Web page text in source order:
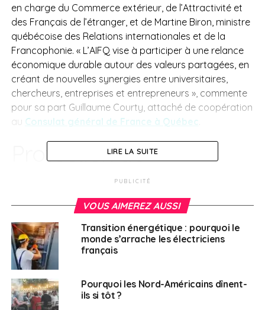
en charge du Commerce extérieur, de l’Attractivité et
des Français de l’étranger, et de Martine Biron, ministre
québécoise des Relations internationales et de la
Francophonie. « L’AIFQ vise à participer à une relance
économique durable autour des valeurs partagées, en
créant de nouvelles synergies entre universitaires,
chercheurs, entreprises et entrepreneurs », commente
pour sa part Guillaume Courty, attaché de coopération
au Consulat général de France à Québec
Protection de
l’environnement et
projets portés par des
femmes
L’objectif global est renforcer les investissements
secteurs économiques innovants et créateurs d’emploi
sur les deux territoires. Sept secteurs innovants ont été
LIRE LA SUITE
PUBLICITÉ
VOUS AIMEREZ AUSSI
Transition énergétique : pourquoi le
monde s’arrache les électriciens
français
Pourquoi les Nord-Américains dînent-
ils si tôt ?